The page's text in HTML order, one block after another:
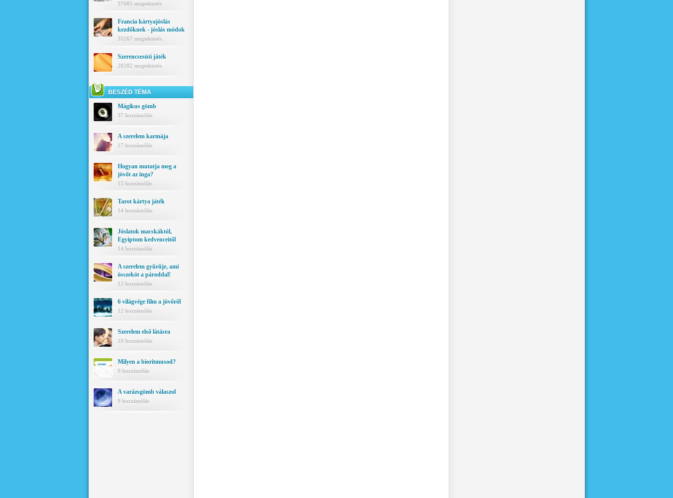
37685 megtekintés
Francia kártyajóslás
kezdőknek - jóslás módok
35267 megtekintés
Szerencsesüti játék
28282 megtekintés
BESZÉD TÉMA
Mágikus gömb
37 hozzászólás
A szerelem karmája
17 hozzászólás
Hogyan mutatja meg a
jövőt az inga?
15 hozzászólás
Tarot kártya játék
14 hozzászólás
Jóslatok macskáktól,
Egyiptom kedvenceitől
14 hozzászólás
A szerelem gyűrűje, ami
összeköt a pároddal!
12 hozzászólás
6 világvége film a jövőről
12 hozzászólás
Szerelem első látásra
10 hozzászólás
Milyen a bioritmusod?
9 hozzászólás
A varázsgömb válaszol
9 hozzászólás